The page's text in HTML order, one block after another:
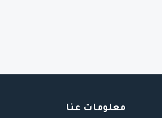
معلومات عنا